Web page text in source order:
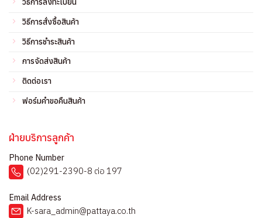
วิธีการสั่งซื้อสินค้า
วิธีการชำระสินค้า
การจัดส่งสินค้า
ติดต่อเรา
ฟอร์มคำขอคืนสินค้า
ฝ่ายบริการลูกค้า
Phone Number
(02)291-2390-8 ต่อ 197
Email Address
K-sara_admin@pattaya.co.th